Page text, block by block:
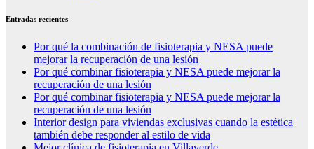
Entradas recientes
Por qué la combinación de fisioterapia y NESA puede
mejorar la recuperación de una lesión
Por qué combinar fisioterapia y NESA puede mejorar la
recuperación de una lesión
Por qué combinar fisioterapia y NESA puede mejorar la
recuperación de una lesión
Interior design para viviendas exclusivas cuando la estética
también debe responder al estilo de vida